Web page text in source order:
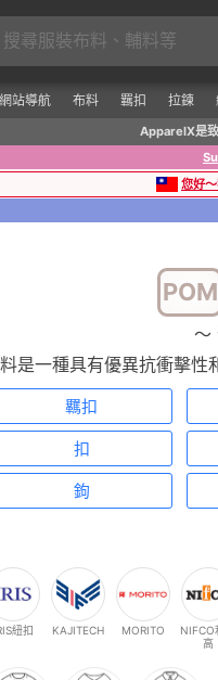
網站導航 布料 羈扣 拉鍊
ApparelX是致
您好
POM
〜
是一種具有優異抗衝擊性
羈扣
扣
鉤
紐扣 KAJITECH MORITO
NIFCO
高